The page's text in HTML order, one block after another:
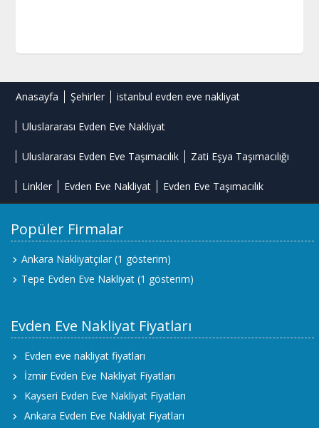
Anasayfa Şehirler istanbul evden eve nakliyat
Uluslararası Evden Eve Nakliyat
Uluslararası Evden Eve Taşımacılık Zati Eşya Taşımacılığı
Linkler Evden Eve Nakliyat Evden Eve Taşımacılık
Popüler Firmalar
Ankara Nakliyatçılar (1 gösterim)
Tepe Evden Eve Nakliyat (1 gösterim)
Evden Eve Nakliyat Fiyatları
Evden eve nakliyat fiyatları
İzmir Evden Eve Nakliyat Fiyatları
Kayseri Evden Eve Nakliyat Fiyatları
Ankara Evden Eve Nakliyat Fiyatları